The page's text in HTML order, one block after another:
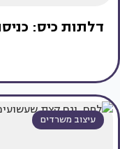
דלתות כיס:
עיצוב משרדים